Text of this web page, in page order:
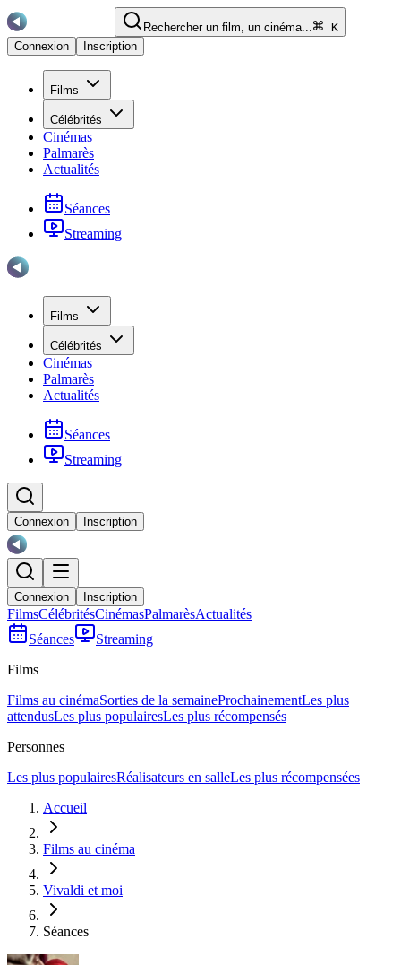
Rechercher un film, un cinéma...
K
Connexion
Inscription
Films
Célébrités
Cinémas
Palmarès
Actualités
Séances
Streaming
Films
Célébrités
Cinémas
Palmarès
Actualités
Séances
Streaming
Connexion Inscription
Connexion Inscription
FilmsCélébritésCinémasPalmarèsActualités
Séances
Streaming
Films
Films au cinémaSorties de la semaineProchainementLes plus
attendusLes plus populairesLes plus récompensés
Personnes
Les plus populairesRéalisateurs en salleLes plus récompensées
Accueil
Films au cinéma
Vivaldi et moi
Séances